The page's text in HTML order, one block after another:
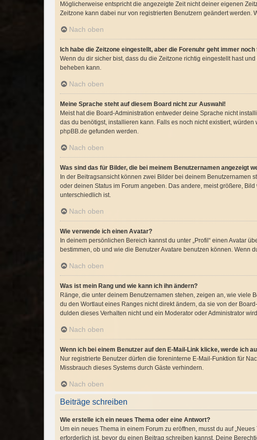
Möglicherweise entspricht die angezeigte Zeit nicht deiner eigenen
Zeitzone kann dabei nur von registrierten Benutzern geändert werden.
Nach oben
Ich habe die Zeitzone eingestellt, aber die Forenuhr geht immer noch
Wenn du dir sicher bist, dass du die Zeitzone richtig eingestellt hast
beheben kann.
Nach oben
Meine Sprache steht auf diesem Board nicht zur Auswahl!
Meist hat die Board-Administration entweder deine Sprache nicht
das du benötigst, installieren kann. Falls es noch nicht existiert,
phpBB.de gefunden werden.
Nach oben
Was sind das für Bilder, die bei meinem Benutzernamen angezeigt
In der Beitragsansicht können zwei Bilder bei deinem Benutzernamen
oder deinen Status im Forum angeben. Das andere, meist größere,
unterschiedlich ist.
Nach oben
Wie verwende ich einen Avatar?
In deinem persönlichen Bereich kannst du unter „Profil“ einen Avatar
bestimmen, ob und wie die Benutzer Avatare benutzen können. Wenn
Nach oben
Was ist mein Rang und wie kann ich ihn ändern?
Ränge, die unter deinem Benutzernamen stehen, zeigen an, wie viele
du den Wortlaut eines Ranges nicht direkt ändern, da sie von der
dulden dieses Verhalten nicht und ein Moderator oder Administrator
Nach oben
Wenn ich bei einem Benutzer auf den E-Mail-Link klicke, werde ich
Nur registrierte Benutzer dürfen die foreninterne E-Mail-Funktion für
Missbrauch dieses Systems durch Gäste verhindern.
Nach oben
Beiträge schreiben
Wie erstelle ich ein neues Thema oder eine Antwort?
Um ein neues Thema in einem Forum zu eröffnen, musst du auf
erforderlich ist, bevor du einen Beitrag schreiben kannst. Deine